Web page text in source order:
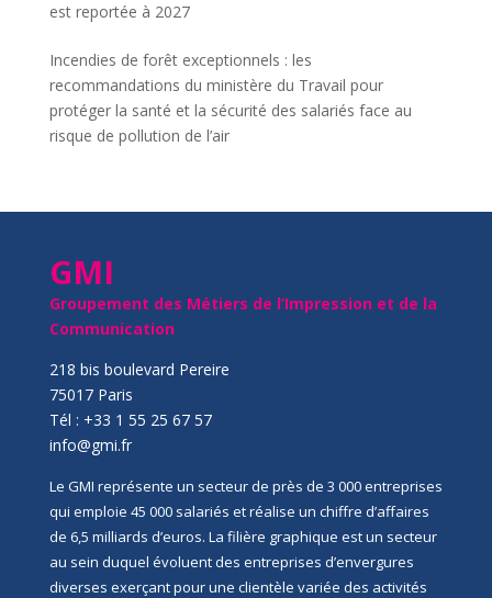
est reportée à 2027
Incendies de forêt exceptionnels : les
recommandations du ministère du Travail pour
protéger la santé et la sécurité des salariés face au
risque de pollution de l’air
GMI
Groupement des Métiers de l’Impression et de la
Communication
218 bis boulevard Pereire
75017 Paris
Tél : +33 1 55 25 67 57
info@gmi.fr
Le GMI représente un secteur de près de 3 000 entreprises
qui emploie 45 000 salariés et réalise un chiffre d’affaires
de 6,5 milliards d’euros. La filière graphique est un secteur
au sein duquel évoluent des entreprises d’envergures
diverses exerçant pour une clientèle variée des activités